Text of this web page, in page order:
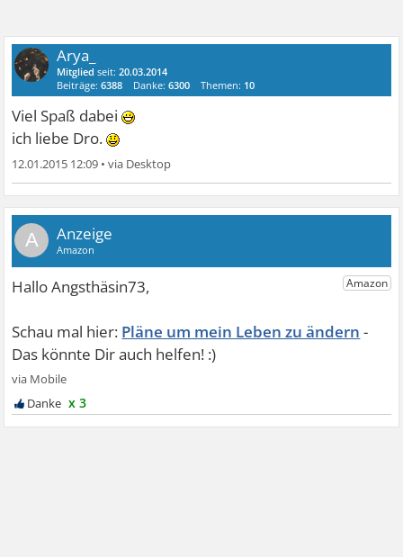
Arya_
Mitglied seit:20.03.2014
Beiträge:6388 Danke:6300 Themen: 10
Viel Spaß dabei
ich liebe Dro.
12.01.2015 12:09 •
A
Pläne um mein Leben zu ändern
x 3